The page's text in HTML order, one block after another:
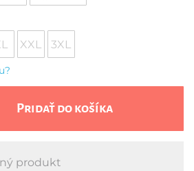
XXL 3XL
Pridať do košíka
produkt